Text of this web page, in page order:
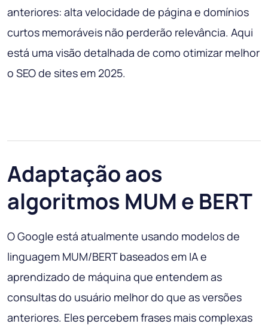
anteriores: alta velocidade de página e domínios
curtos memoráveis ​​não perderão relevância. Aqui
está uma visão detalhada de como otimizar melhor
o SEO de sites em 2025.
Adaptação aos
algoritmos MUM e BERT
O Google está atualmente usando modelos de
linguagem MUM/BERT baseados em IA e
aprendizado de máquina que entendem as
consultas do usuário melhor do que as versões
anteriores. Eles percebem frases mais complexas